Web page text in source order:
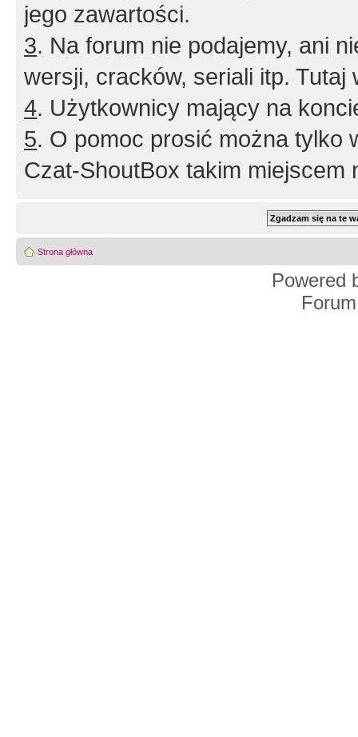
jego zawartości.
3. Na forum nie podajemy, ani
wersji, cracków, seriali itp. Tutaj
4. Użytkownicy mający na
5. O pomoc prosić można tylko
Czat-ShoutBox takim miejscem
Strona główna
Powered